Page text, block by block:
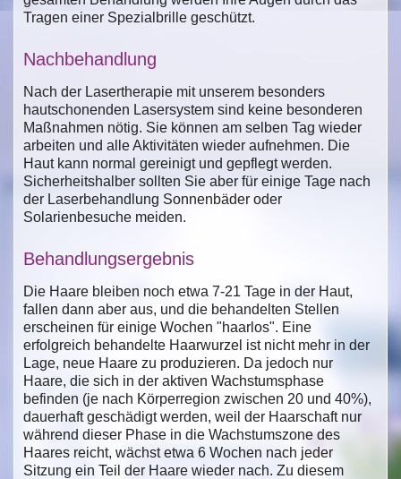
Tragen einer Spezialbrille geschützt.
Nachbehandlung
Nach der Lasertherapie mit unserem besonders
hautschonenden Lasersystem sind keine besonderen
Maßnahmen nötig. Sie können am selben Tag wieder
arbeiten und alle Aktivitäten wieder aufnehmen. Die
Haut kann normal gereinigt und gepflegt werden.
Sicherheitshalber sollten Sie aber für einige Tage nach
der Laserbehandlung Sonnenbäder oder
Solarienbesuche meiden.
Behandlungsergebnis
Die Haare bleiben noch etwa 7-21 Tage in der Haut,
fallen dann aber aus, und die behandelten Stellen
erscheinen für einige Wochen "haarlos". Eine
erfolgreich behandelte Haarwurzel ist nicht mehr in der
Lage, neue Haare zu produzieren. Da jedoch nur
Haare, die sich in der aktiven Wachstumsphase
befinden (je nach Körperregion zwischen 20 und 40%),
dauerhaft geschädigt werden, weil der Haarschaft nur
während dieser Phase in die Wachstumszone des
Haares reicht, wächst etwa 6 Wochen nach jeder
Sitzung ein Teil der Haare wieder nach. Zu diesem